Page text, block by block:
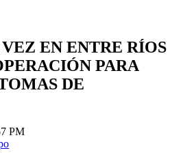
EN ENTRE RÍOS
PARA
DE
PM